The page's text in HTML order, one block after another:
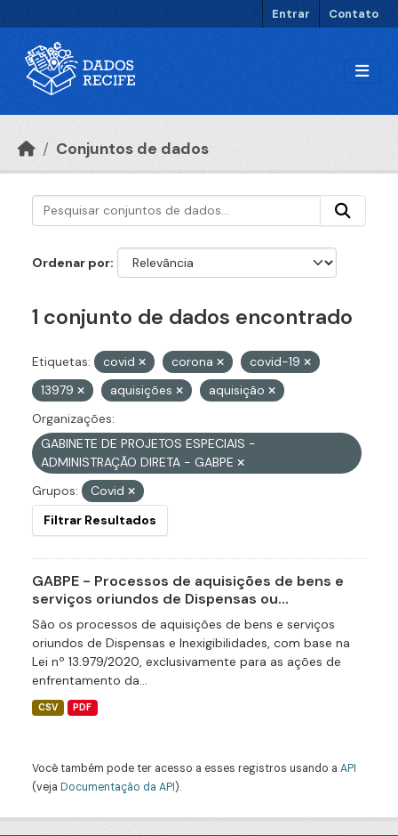
Entrar Contato
Conjuntos de dados
Ordenar por
1 conjunto de dados encontrado
Etiquetas: covid corona
covid-19
13979
aquisições
aquisição
Organizações:
GABINETE DE PROJETOS ESPECIAIS -
ADMINISTRAÇÃO DIRETA - GABPE
Grupos:
Covid
Filtrar Resultados
GABPE - Processos de aquisições de bens e
serviços oriundos de Dispensas ou...
São os processos de aquisições de bens e serviços
oriundos de Dispensas e Inexigibilidades, com base na
Lei nº 13.979/2020, exclusivamente para as ações de
enfrentamento da...
CSV PDF
Você também pode ter acesso a esses registros usando a API
(veja Documentação da API).